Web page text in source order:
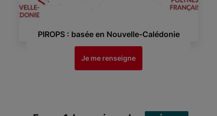
PIROPS : basée en Nouvelle-Calédonie
Je me renseigne